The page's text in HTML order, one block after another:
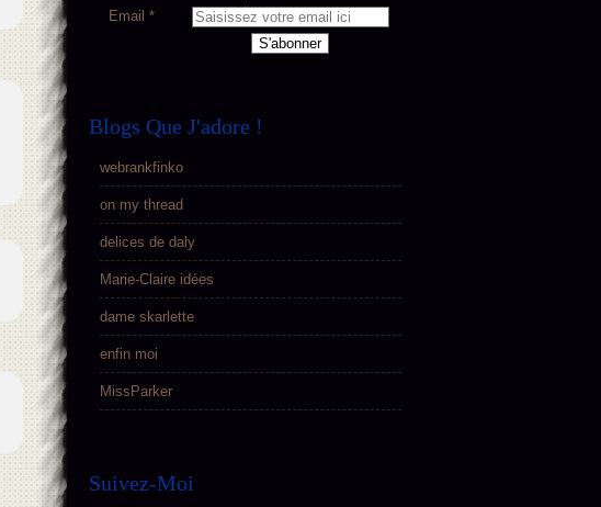
Email
Blogs Que J'adore !
webrankfinko
on my thread
delices de daly
Marie-Claire idées
dame skarlette
enfin moi
MissParker
Suivez-Moi